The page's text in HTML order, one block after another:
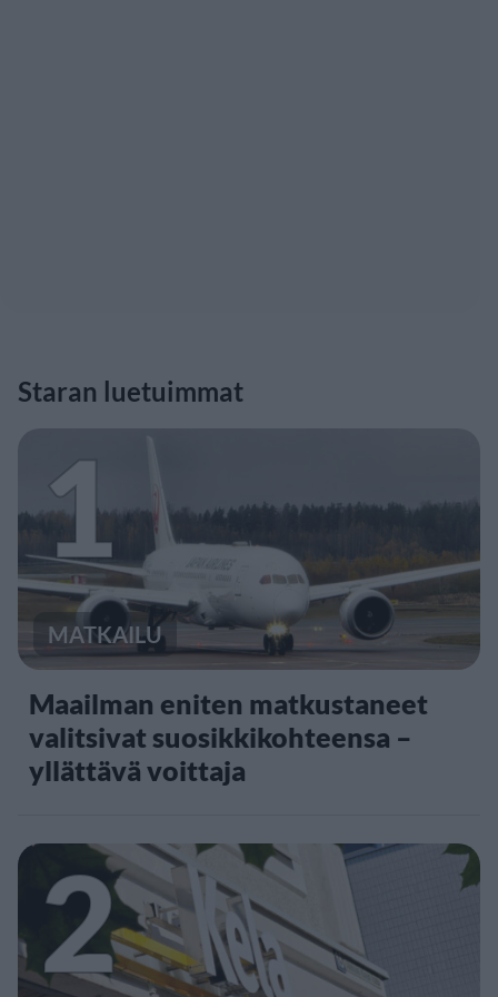
Staran luetuimmat
1
MATKAILU
Maailman eniten matkustaneet
valitsivat suosikkikohteensa –
yllättävä voittaja
2